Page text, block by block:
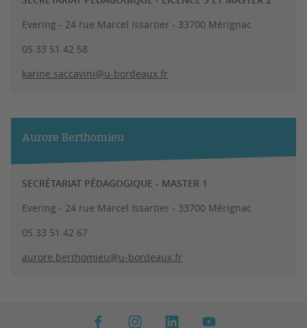
Evering - 24 rue Marcel Issartier - 33700 Mérignac
05 33 51 42 58
karine.saccavini@u-bordeaux.fr
Aurore Berthomieu
SECRÉTARIAT PÉDAGOGIQUE - MASTER 1
Evering - 24 rue Marcel Issartier - 33700 Mérignac
05 33 51 42 67
aurore.berthomieu@u-bordeaux.fr